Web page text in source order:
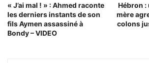
« J’ai mal ! » : Ahmed raconte
les derniers instants de son
fils Aymen assassiné à
Bondy – VIDEO
Hébron :
mère
colons